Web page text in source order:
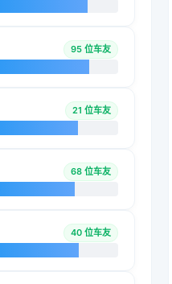
95 位车友
21 位车友
68 位车友
40 位车友